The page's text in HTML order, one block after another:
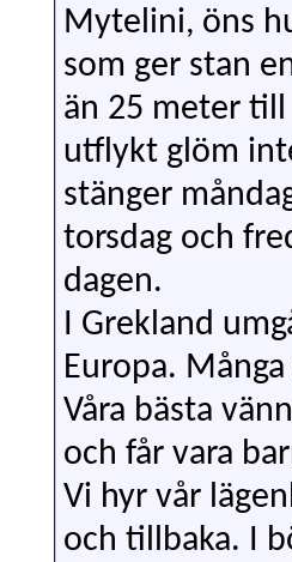
Mytelini, öns
som ger stan
än 25 meter till
utflykt glöm
stänger
torsdag och
dagen.
I Grekland
Europa.
Våra bästa
och får vara
Vi hyr vår
och tillbaka. I